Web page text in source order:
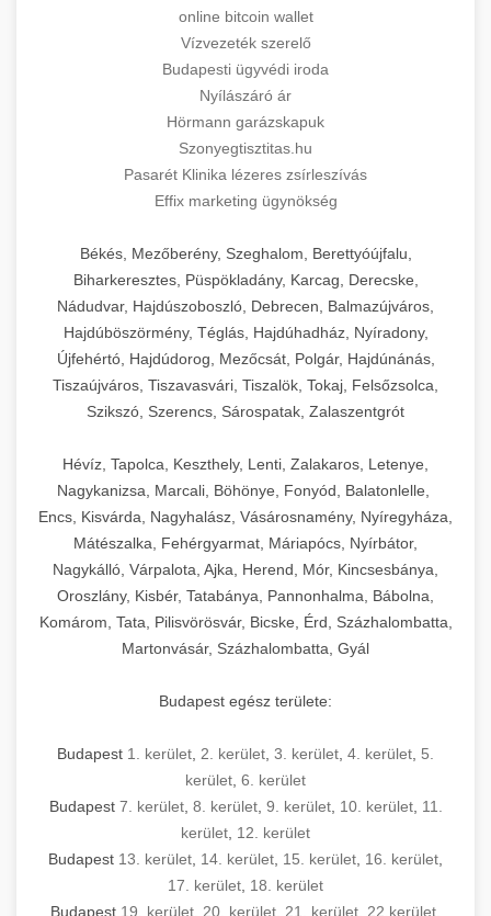
online bitcoin wallet
Vízvezeték szerelő
Budapesti ügyvédi iroda
Nyílászáró ár
Hörmann garázskapuk
Szonyegtisztitas.hu
Pasarét Klinika lézeres zsírleszívás
Effix marketing ügynökség
Békés, Mezőberény, Szeghalom, Berettyóújfalu,
Biharkeresztes, Püspökladány, Karcag, Derecske,
Nádudvar, Hajdúszoboszló, Debrecen, Balmazújváros,
Hajdúböszörmény, Téglás, Hajdúhadház, Nyíradony,
Újfehértó, Hajdúdorog, Mezőcsát, Polgár, Hajdúnánás,
Tiszaújváros, Tiszavasvári, Tiszalök, Tokaj, Felsőzsolca,
Szikszó, Szerencs, Sárospatak, Zalaszentgrót
Hévíz, Tapolca, Keszthely, Lenti, Zalakaros, Letenye,
Nagykanizsa, Marcali, Böhönye, Fonyód, Balatonlelle,
Encs, Kisvárda, Nagyhalász, Vásárosnamény, Nyíregyháza,
Mátészalka, Fehérgyarmat, Máriapócs, Nyírbátor,
Nagykálló, Várpalota, Ajka, Herend, Mór, Kincsesbánya,
Oroszlány, Kisbér, Tatabánya, Pannonhalma, Bábolna,
Komárom, Tata, Pilisvörösvár, Bicske, Érd, Százhalombatta,
Martonvásár, Százhalombatta, Gyál
Budapest egész területe:
Budapest 1. kerület 2. kerület 3. kerület 4. kerület 5.
kerület 6. kerület
Budapest 7. kerület, 8. kerület, 9. kerület, 10. kerület, 11.
kerület 12. kerület
Budapest 13. kerület 14. kerület 15. kerület 16. kerület
17. kerület 18. kerület
Budapest 19. kerület 20. kerület 21. kerület 22.kerület